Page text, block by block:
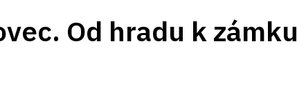
Od hradu k zámku